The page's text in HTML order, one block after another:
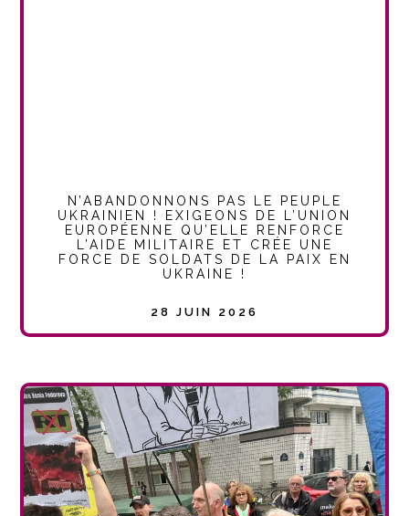
N’ABANDONNONS PAS LE PEUPLE
UKRAINIEN ! EXIGEONS DE L’UNION
EUROPÉENNE QU’ELLE RENFORCE
L’AIDE MILITAIRE ET CRÉE UNE
FORCE DE SOLDATS DE LA PAIX EN
UKRAINE !
28 JUIN 2026